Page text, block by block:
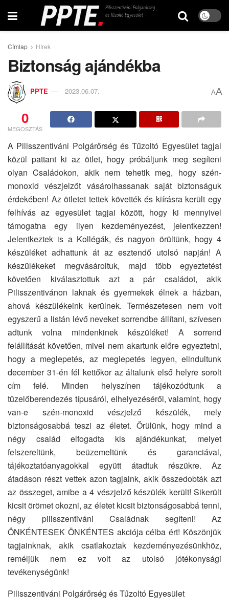
Címlap Hírek
Biztonság ajándékba
PPTE 2023.06.07. AA
0
MEGOSZTÁS
A Pilisszentiváni Polgárőrség és Tűzoltó Egyesület tagjai
közül pattant ki az ötlet, hogy próbáljunk meg segíteni
olyan Családokon, akik nem tehetik meg, hogy szén-
monoxid vészjelzőt vásárolhassanak saját biztonságuk
érdekében! Az ötletet tettek követték és kiírásra került egy
felhívás az egyesület tagjai között, hogy ki mennyivel
támogatna egy ilyen kezdeményezést, jelentkezzen!
Jelentkeztek is a Kollégák, és nagyon örültünk, hogy 4
készüléket adhattunk át az esztendő utolsó napján! A
készülékeket megvásároltuk, majd több egyeztetést
követően kiválasztottuk azt a pár családot, akik
Pilisszentivánon laknak és gyermekek élnek a házban,
ahová készülékeink kerülnek. Természetesen nem volt
egyszerű a listán lévő neveket sorrendbe állítani, szívesen
adtunk volna mindenkinek készüléket! A sorrend
felállítását követően, mivel nem akartunk előre egyeztetni,
hogy a meglepetés, az meglepetés legyen, elindultunk
december 31-én fél kettőkor az általunk első helyre sorolt
cím felé. Minden helyszínen tájékozódtunk a
tüzelőberendezés típusáról, elhelyezéséről, valamint, hogy
van-e szén-monoxid vészjelző készülék, mely
biztonságosabbá teszi az életet. Örülünk, hogy mind a
négy család elfogadta kis ajándékunkat, melyet
felszereltünk, beüzemeltünk és garanciával,
tájékoztatóanyagokkal együtt átadtuk részükre. Az
átadáson részt vettek azon tagjaink, akik összedobták azt
az összeget, amibe a 4 vészjelző készülék került! Sikerült
kicsit örömet okozni, az életet kicsit biztonságosabbá tenni,
négy pilisszentiváni Családnak segíteni! Az
ÖNKÉNTESEK ÖNKÉNTES akciója célba ért! Köszönjük
tagjainknak, akik csatlakoztak kezdeményezésünkhöz,
reméljük nem ez volt az utolsó jótékonysági
tevékenységünk!
Pilisszentiváni Polgárőrség és Tűzoltó Egyesület